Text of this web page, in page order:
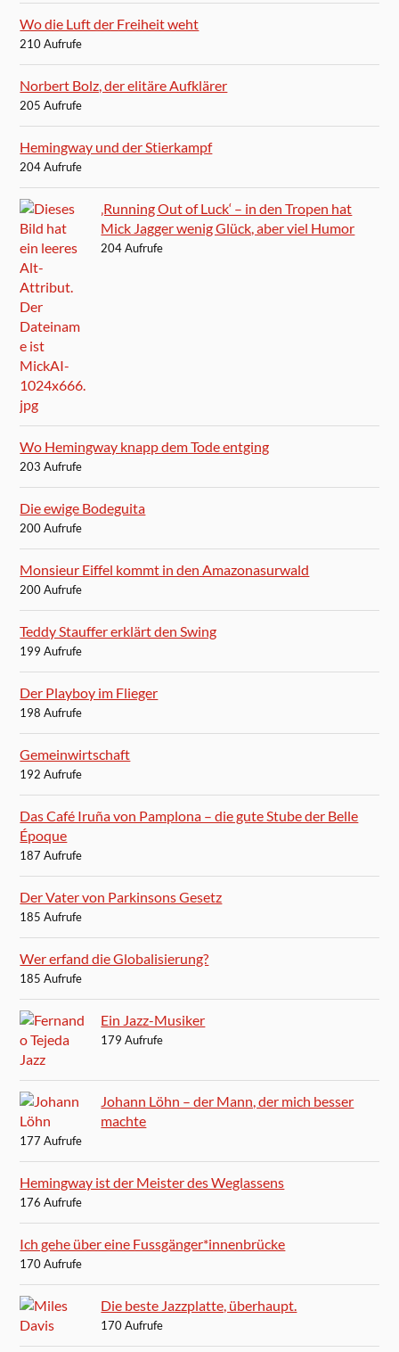
Wo die Luft der Freiheit weht
210 Aufrufe
Norbert Bolz, der elitäre Aufklärer
205 Aufrufe
Hemingway und der Stierkampf
204 Aufrufe
‚Running Out of Luck‘ – in den Tropen hat
Mick Jagger wenig Glück, aber viel Humor
204 Aufrufe
Wo Hemingway knapp dem Tode entging
203 Aufrufe
Die ewige Bodeguita
200 Aufrufe
Monsieur Eiffel kommt in den Amazonasurwald
200 Aufrufe
Teddy Stauffer erklärt den Swing
199 Aufrufe
Der Playboy im Flieger
198 Aufrufe
Gemeinwirtschaft
192 Aufrufe
Das Café Iruña von Pamplona – die gute Stube der Belle
Époque
187 Aufrufe
Der Vater von Parkinsons Gesetz
185 Aufrufe
Wer erfand die Globalisierung?
185 Aufrufe
Ein Jazz-Musiker
179 Aufrufe
Johann Löhn – der Mann, der mich besser
machte
177 Aufrufe
Hemingway ist der Meister des Weglassens
176 Aufrufe
Ich gehe über eine Fussgänger*innenbrücke
170 Aufrufe
Die beste Jazzplatte, überhaupt.
170 Aufrufe